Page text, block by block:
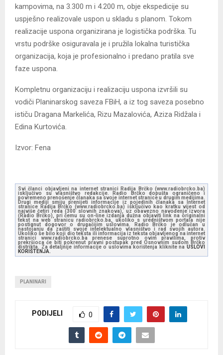
kampovima, na 3.300 m i 4.200 m, obje ekspedicije su
uspješno realizovale uspon u skladu s planom. Tokom
realizacije uspona organizirana je logistička podrška. Tu
vrstu podrške osiguravala je i pružila lokalna turistička
organizacija, koja je profesionalno i predano pratila sve
faze uspona.
Kompletnu organizaciju i realizaciju uspona izvršili su
vodiči Planinarskog saveza FBiH, a iz tog saveza posebno
ističu Dragana Markelića, Rizu Mazalovića, Aziza Ridžala i
Edina Kurtovića.
Izvor: Fena
Svi članci objavljeni na internet stranici Radija Brčko (www.radiobrcko.ba)
isključivo su vlasništvo redakcije. Radio Brčko dopušta ograničeno i
povremeno prenošenje članaka sa svoje internet stranice u drugim medijima.
Drugi mediji smiju prenijeti informacije iz pojedinih članaka sa Internet
stranice Radija Brčko (www.radiobrcko.ba) isključivo kao kratku vijest od
najviše četiri reda (300 slovnih znakova), uz obavezno navođenje izvora
(Radio Brčko), pri čemu su on-line izdanja dužna objaviti link na originalni
tekst na web stranicu radiobrcko.ba, ukoliko s uredništvom portala nije
postignut dogovor o drugačijim uslovima. Radio Brčko je odlučan u
nastojanju da zaštiti svoje intelektualno vlasništvo i rad svojih autora.
Ukoliko se bilo koji dio teksta ili informacija iz teksta objavljenog na internet
stranici www.radiobrcko.ba prenese suprotno ovim pravilima, protiv
prekršioca će biti pokrenut pravni postupak pred Osnovnim sudom Brčko
distrikta. Za detaljnije informacije o uslovima korištenja kliknite na USLOVI
KORIŠTENJA.
PLANINARI
PODIJELI 0